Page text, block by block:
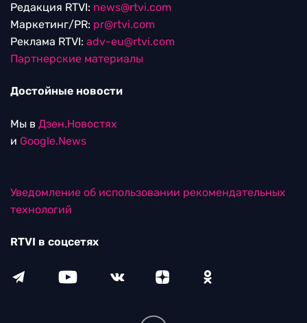
Редакция RTVI: news@rtvi.com
Маркетинг/PR: pr@rtvi.com
Реклама RTVI: adv-eu@rtvi.com
Партнерские материалы
Достойные новости
Мы в Дзен.Новостях
и Google.News
Уведомление об использовании рекомендательных
технологий
RTVI в соцсетях